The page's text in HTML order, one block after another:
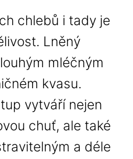
chlebů i tady je
Lněný
mléčným
kvasu.
vytváří nejen
chuť, ale také
a déle